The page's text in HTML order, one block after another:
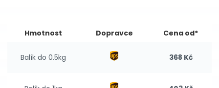
Hmotnost Dopravce Cena od*
Balík do 0.5kg 368 Kč